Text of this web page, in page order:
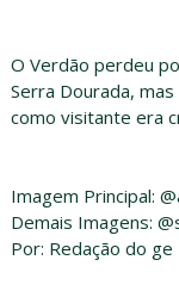
O Verdão perdeu
Serra Dourada,
como visitante era
Imagem Principal:
Demais Imagens:
Por: Redação do